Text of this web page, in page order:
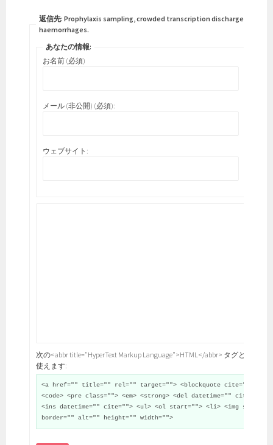
返信先: Prophylaxis sampling, crowded transcription discharged
haemorrhages.
あなたの情報:
お名前 (必須)
メール (非公開) (必須):
ウェブサイト:
次の<abbr title="HyperText Markup Language">HTML</abbr> タグと属性が
使えます:
<a href="" title="" rel="" target=""> <blockquote cite="">
<code> <pre class=""> <em> <strong> <del datetime="" cite="">
<ins datetime="" cite=""> <ul> <ol start=""> <li> <img src=""
border="" alt="" height="" width="">